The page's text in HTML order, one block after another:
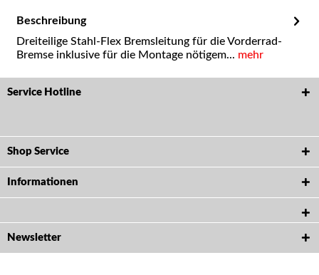
Beschreibung
Dreiteilige Stahl-Flex Bremsleitung für die Vorderrad-
Bremse inklusive für die Montage nötigem... mehr
Service Hotline
Shop Service
Informationen
Newsletter